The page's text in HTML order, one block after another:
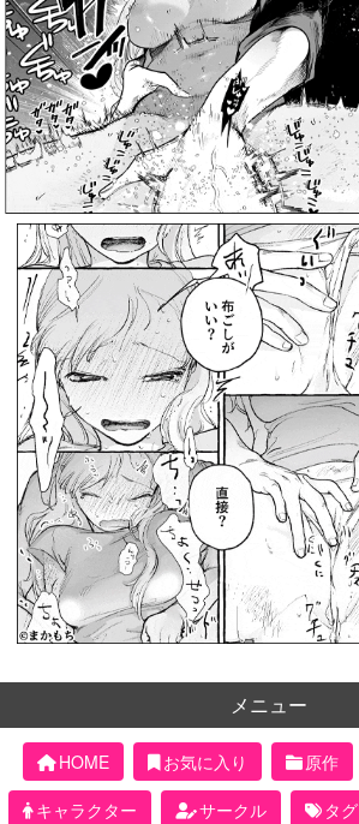
メニュー
HOME お気に入り 原作
キャラクター
サークル タグ